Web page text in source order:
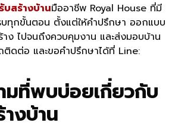
บสร้างบ้านมืออาชีพ Royal House ที่มี
ทุกขั้นตอน ตั้งแต่ให้คำปรึกษา ออกแบบ
ไปจนถึงควบคุมงาน และส่งมอบบ้าน
ติดต่อ และขอคำปรึกษาได้ที่ Line:
มที่พบบ่อยเกี่ยวกับ
งบ้าน